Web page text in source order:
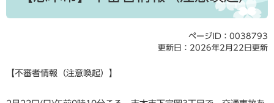
ページID：0038793
更新日：2026年2月22日更新
【不審者情報（注意喚起）】